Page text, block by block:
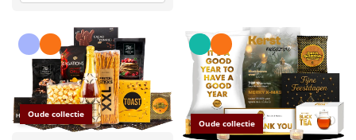
Oude collectie
Oude collectie